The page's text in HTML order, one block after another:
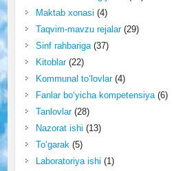
Maktab xonasi (4)
Taqvim-mavzu rejalar(29)
Sinf rahbariga(37)
Kitoblar(22)
Kommunal to‘lovlar(4)
Fanlar bo‘yicha kompetensiya(6)
Tanlovlar(28)
Nazorat ishi (13)
To‘garak(5)
Laboratoriya ishi (1)